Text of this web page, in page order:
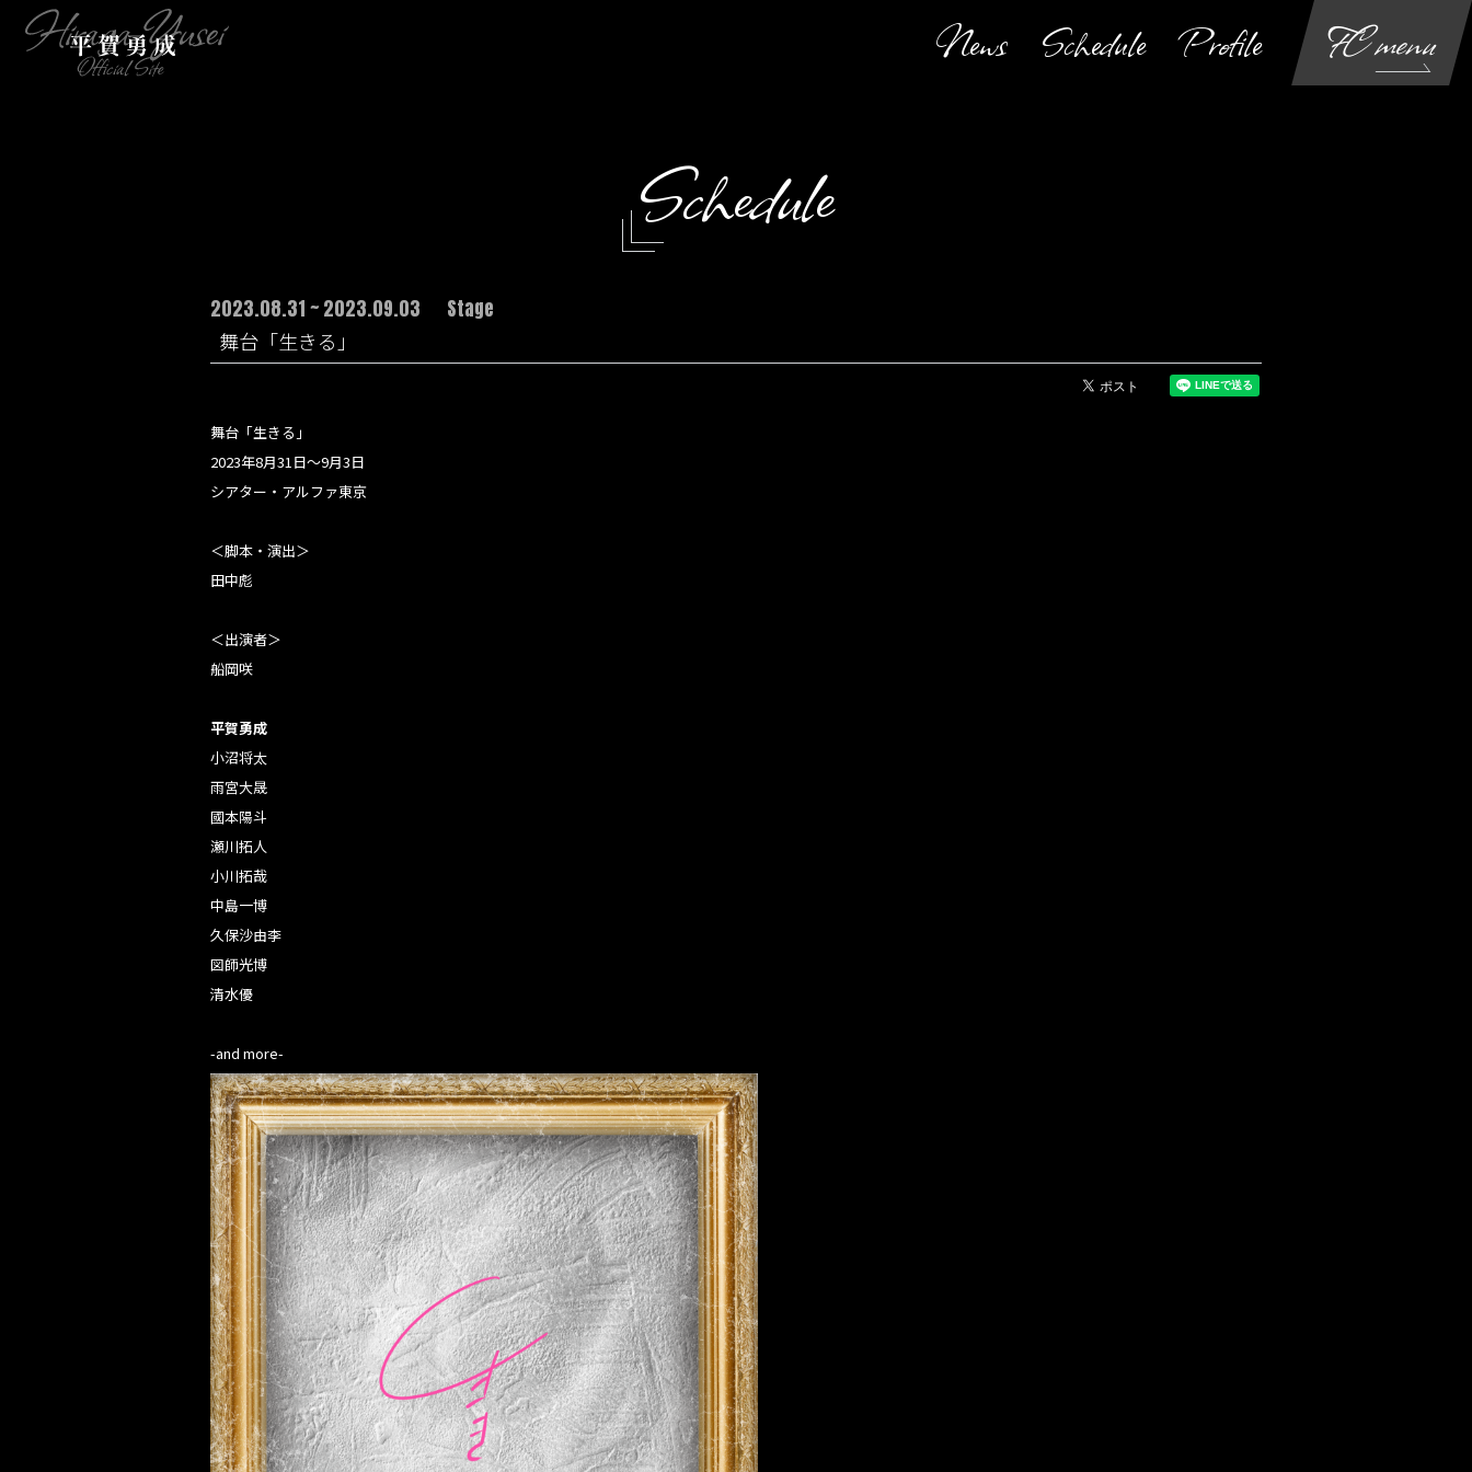
News Schedule Profile FC menu
Schedule
2023.08.31 ~ 2023.09.03
Stage
舞台「生きる」
舞台「生きる」
2023年8月31日〜9月3日
シアター・アルファ東京
＜脚本・演出＞
田中彪
＜出演者＞
船岡咲
平賀勇成
小沼将太
雨宮大晟
國本陽斗
瀬川拓人
小川拓哉
中島一博
久保沙由李
図師光博
清水優
-and more-